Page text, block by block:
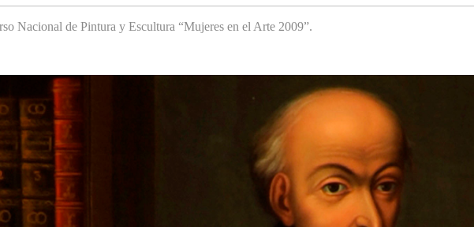
Nacional de Pintura y Escultura “Mujeres en el Arte 2009”.